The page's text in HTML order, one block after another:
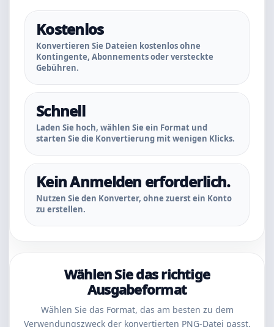
Kostenlos
Konvertieren Sie Dateien kostenlos ohne
Kontingente, Abonnements oder versteckte
Gebühren.
Schnell
Laden Sie hoch, wählen Sie ein Format und
starten Sie die Konvertierung mit wenigen Klicks.
Kein Anmelden erforderlich.
Nutzen Sie den Konverter, ohne zuerst ein Konto
zu erstellen.
Wählen Sie das richtige
Ausgabeformat
Wählen Sie das Format, das am besten zu dem
Verwendungszweck der konvertierten PNG-Datei passt.